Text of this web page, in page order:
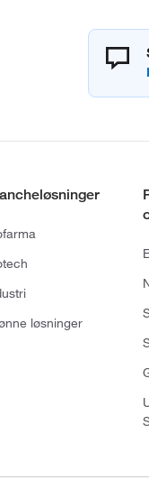
løsninger